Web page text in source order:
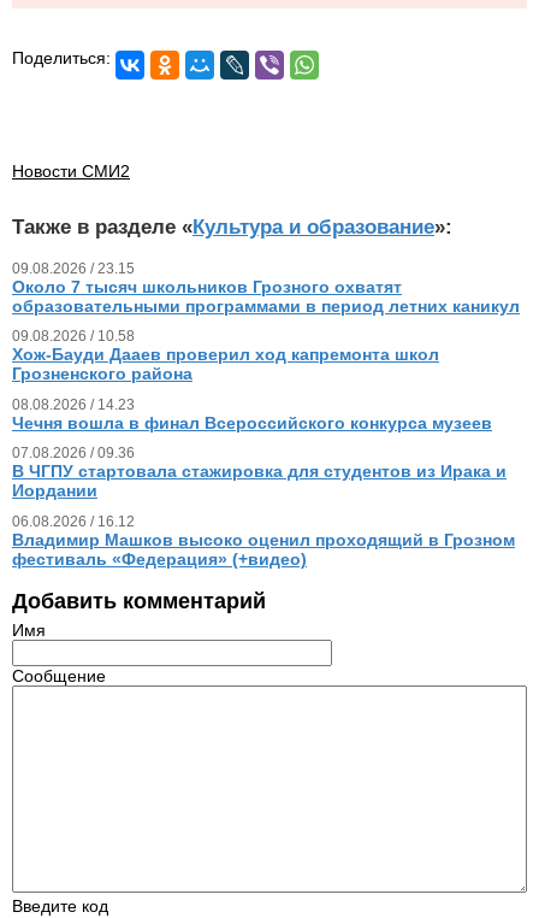
Поделиться:
Новости СМИ2
Также в разделе «Культура и образование»:
09.08.2026 / 23.15
Около 7 тысяч школьников Грозного охватят
образовательными программами в период летних каникул
09.08.2026 / 10.58
Хож-Бауди Дааев проверил ход капремонта школ
Грозненского района
08.08.2026 / 14.23
Чечня вошла в финал Всероссийского конкурса музеев
07.08.2026 / 09.36
В ЧГПУ стартовала стажировка для студентов из Ирака и
Иордании
06.08.2026 / 16.12
Владимир Машков высоко оценил проходящий в Грозном
фестиваль «Федерация» (+видео)
Добавить комментарий
Имя
Сообщение
Введите код